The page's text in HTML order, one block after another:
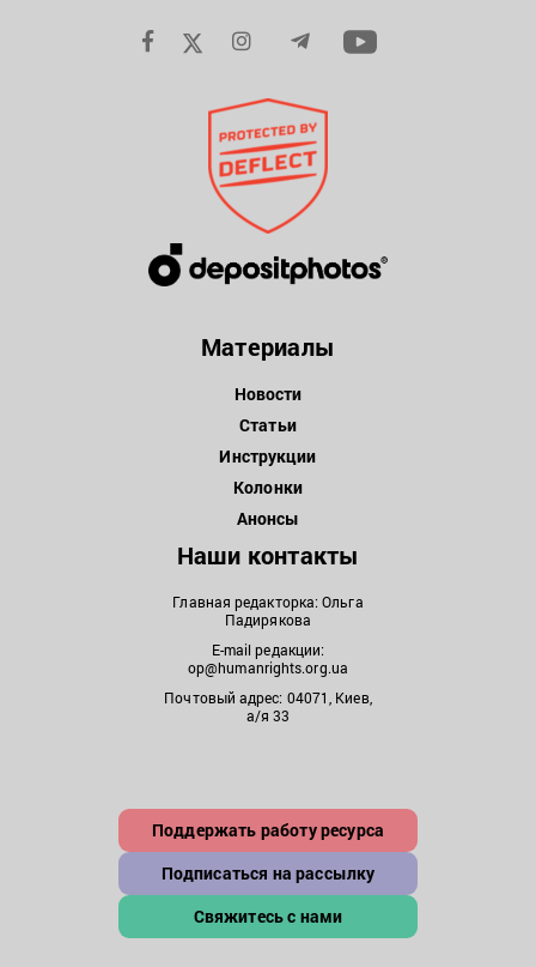
Материалы
Новости
Статьи
Инструкции
Колонки
Анонсы
Наши контакты
Главная редакторка: Ольга
Падирякова
E-mail редакции:
op@humanrights.org.ua
Почтовый адрес: 04071, Киев,
а/я 33
Поддержать работу ресурса
Подписаться на рассылку
Свяжитесь с нами